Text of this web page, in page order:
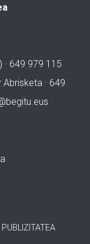
649 979 115
Abrisketa · 649
PUBLIZITATEA